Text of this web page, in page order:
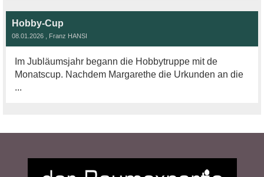
Hobby-Cup
08.01.2026 , Franz HANSI
Im Jubläumsjahr begann die Hobbytruppe mit de
Monatscup. Nachdem Margarethe die Urkunden an die
...